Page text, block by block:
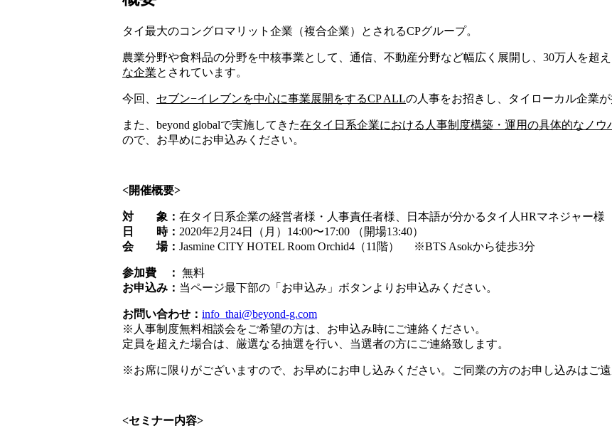
タイ最大のコングロマリット企業（複合企業）とされるCPグループ。
農業分野や食料品の分野を中核事業として、通信、不動産分野など幅広く展開し、30万人を超え
な企業とされています。
今回、 セブン−イレブンを中心に事業展開をするCP ALLの人事をお招きし、タイローカル企業
また、beyond globalで実施してきた在タイ日系企業における人事制度構築・運用の具体的なノウ
ので、お早めにお申込みください。
<開催概要>
対 象： 在タイ日系企業の経営者様・人事責任者様、日本語が分かるタイ人HRマネジャー様
日 時： 2020年2月24日（月）14:00〜17:00 （開場13:40）
会 場： Jasmine CITY HOTEL Room Orchid4（11階） ※BTS Asokから徒歩3分
参加費 ： 無料
お申込み： 当ページ最下部の「お申込み」ボタンよりお申込みください。
お問い合わせ： info_thai@beyond-g.com
※人事制度無料相談会をご希望の方は、お申込み時にご連絡ください。
定員を超えた場合は、厳選なる抽選を行い、当選者の方にご連絡致します。
※お席に限りがございますので、お早めにお申し込みください。ご同業の方のお申し込みはご遠
<セミナー内容>